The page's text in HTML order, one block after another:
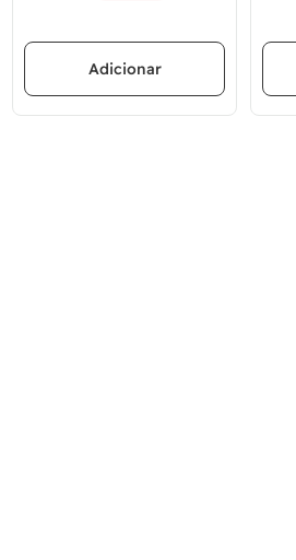
Adicionar